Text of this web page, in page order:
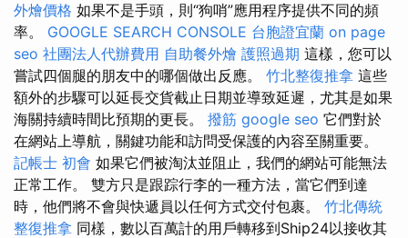
外燴價格 如果不是手頭，則“狗哨”應用程序提供不同的頻
率。 GOOGLE SEARCH CONSOLE 台胞證宜蘭 on page
seo 社團法人代辦費用 自助餐外燴 護照過期 這樣，您可以
嘗試四個腿的朋友中的哪個做出反應。 竹北整復推拿 這些
額外的步驟可以延長交貨截止日期並導致延遲，尤其是如果
海關持續時間比預期的更長。 撥筋 google seo 它們對於
在網站上導航，關鍵功能和訪問受保護的內容至關重要。
記帳士 初會 如果它們被淘汰並阻止，我們的網站可能無法
正常工作。 雙方只是跟踪行李的一種方法，當它們到達
時，他們將不會與快遞員以任何方式交付包裹。 竹北傳統
整復推拿 同樣，數以百萬計的用戶轉移到Ship24以接收其